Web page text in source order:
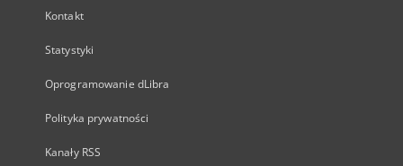
Kontakt
Statystyki
Oprogramowanie dLibra
Polityka prywatności
Kanały RSS